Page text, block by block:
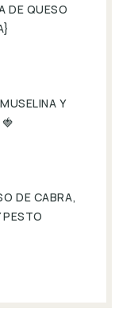
DE QUESO
Y
DE CABRA,
PESTO